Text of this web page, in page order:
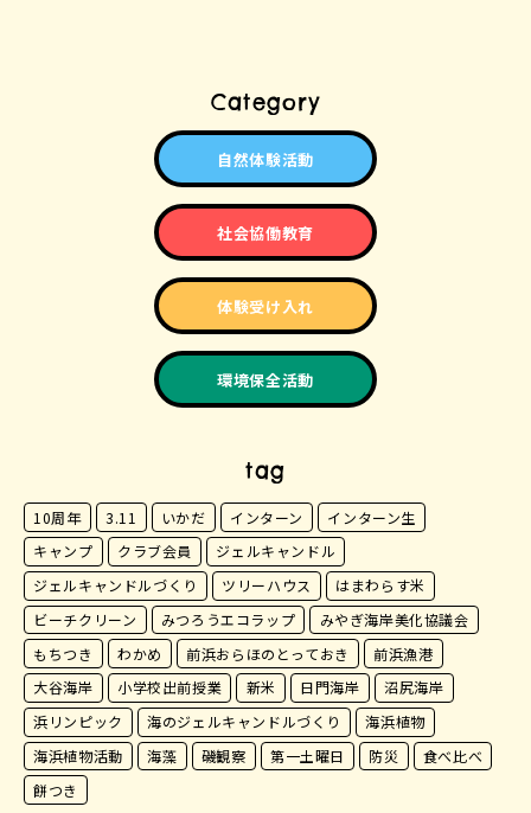
Category
自然体験活動
社会協働教育
体験受け入れ
環境保全活動
tag
10周年 3.11 いかだ インターン
インターン生
キャンプ
クラブ会員
ジェルキャンドル
ジェルキャンドルづくり
ツリーハウス
はまわらす米
ビーチクリーン
みつろうエコラップ
みやぎ海岸美化協議会
もちつき
わかめ 前浜おらほのとっておき
前浜漁港
大谷海岸
小学校出前授業 新米 日門海岸
沼尻海岸
浜リンピック
海のジェルキャンドルづくり
海浜植物
海浜植物活動
海藻 磯観察 第一土曜日 防災
食べ比べ
餅つき